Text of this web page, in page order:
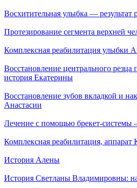
Восхитительная улыбка —
Протезирование сегмента верхней
Комплексная реабилитация улыбки
Восстановление центрального
история Екатерины
Восстановление зубов вкладкой и
Анастасии
Лечение с помощью брекет-системы
Комплексная реабилитация,
История Алены
История Светланы Владимировны: